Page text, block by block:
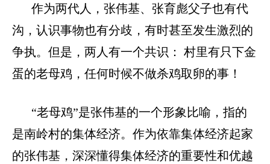
作为两代人，张伟基、张育彪父子也有代
沟，认识事物也有分歧，有时甚至发生激烈的
争执。但是，两人有一个共识： 村里有只下金
蛋的老母鸡，任何时候不做杀鸡取卵的事！
“老母鸡”是张伟基的一个形象比喻，指的
是南岭村的集体经济。作为依靠集体经济起家
的张伟基，深深懂得集体经济的重要性和优越